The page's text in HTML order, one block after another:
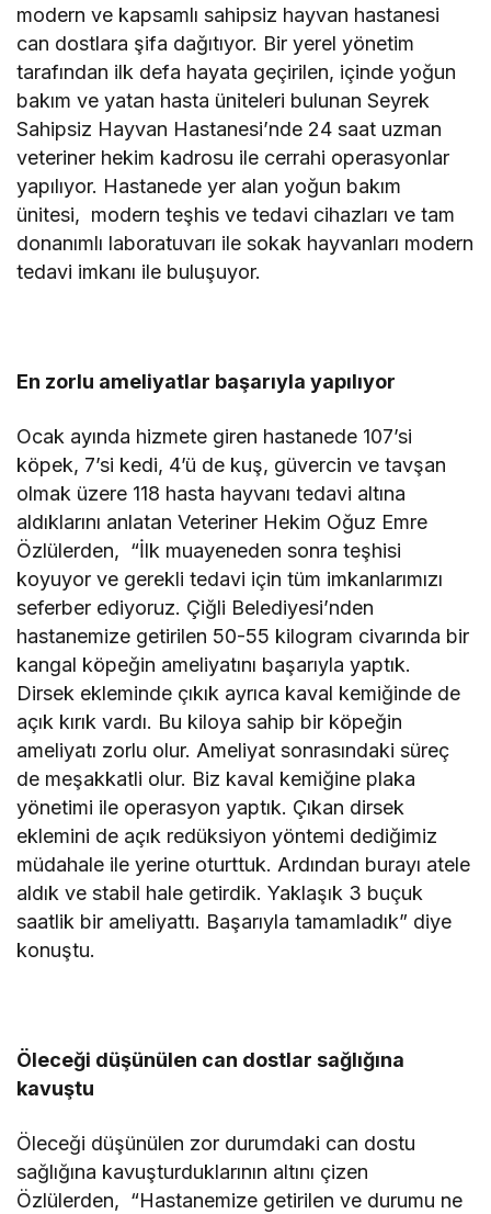
modern ve kapsamlı sahipsiz hayvan hastanesi
can dostlara şifa dağıtıyor. Bir yerel yönetim
tarafından ilk defa hayata geçirilen, içinde yoğun
bakım ve yatan hasta üniteleri bulunan Seyrek
Sahipsiz Hayvan Hastanesi’nde 24 saat uzman
veteriner hekim kadrosu ile cerrahi operasyonlar
yapılıyor. Hastanede yer alan yoğun bakım
ünitesi, modern teşhis ve tedavi cihazları ve tam
donanımlı laboratuvarı ile sokak hayvanları modern
tedavi imkanı ile buluşuyor.
En zorlu ameliyatlar başarıyla yapılıyor
Ocak ayında hizmete giren hastanede 107’si
köpek, 7’si kedi, 4’ü de kuş, güvercin ve tavşan
olmak üzere 118 hasta hayvanı tedavi altına
aldıklarını anlatan Veteriner Hekim Oğuz Emre
Özlülerden, “İlk muayeneden sonra teşhisi
koyuyor ve gerekli tedavi için tüm imkanlarımızı
seferber ediyoruz. Çiğli Belediyesi’nden
hastanemize getirilen 50-55 kilogram civarında bir
kangal köpeğin ameliyatını başarıyla yaptık.
Dirsek ekleminde çıkık ayrıca kaval kemiğinde de
açık kırık vardı. Bu kiloya sahip bir köpeğin
ameliyatı zorlu olur. Ameliyat sonrasındaki süreç
de meşakkatli olur. Biz kaval kemiğine plaka
yönetimi ile operasyon yaptık. Çıkan dirsek
eklemini de açık redüksiyon yöntemi dediğimiz
müdahale ile yerine oturttuk. Ardından burayı atele
aldık ve stabil hale getirdik. Yaklaşık 3 buçuk
saatlik bir ameliyattı. Başarıyla tamamladık” diye
konuştu.
Öleceği düşünülen can dostlar sağlığına
kavuştu
Öleceği düşünülen zor durumdaki can dostu
sağlığına kavuşturduklarının altını çizen
Özlülerden, “Hastanemize getirilen ve durumu ne